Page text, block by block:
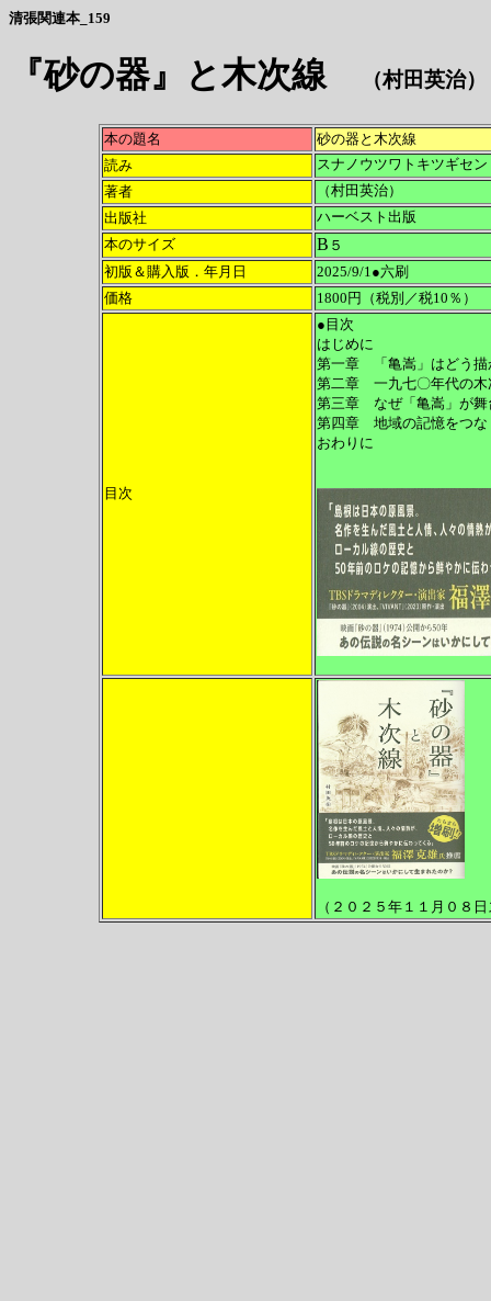
清張関連本_159
『砂の器』と木次線 （村田英治）
本の題名
砂の器と木次線
読み
スナノウツワトキツギセン
著者 （村田英治）
出版社 ハーベスト出版
本のサイズ B ５
初版＆購入版．年月日
2025/9/1●六刷
価格
1800円（税別／税10％）
目次
●目次
はじめに
第一章 「亀嵩」はどう描
第二章 一九七〇年代の木
第三章 なぜ「亀嵩」が舞
第四章 地域の記憶をつな
おわりに
（２０２５年１１月０８